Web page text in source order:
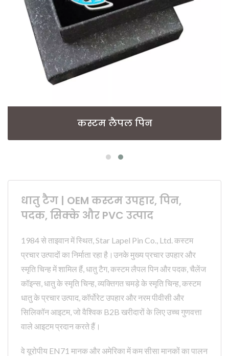
कस्टम लैपल पिन
धातु टैग | OEM कस्टम उपहार, पिन,
पदक, सिक्के और PVC उत्पाद
1984 से ताइवान में स्थित, Star Lapel Pin Co., Ltd. कस्टम
प्रचार उत्पादों का निर्माता रहा है।उनके मुख्य प्रचार उपहार और
स्मृति चिन्ह में शामिल हैं, धातु टैग, कस्टम लैपल पिन और पदक, चैलेंज
कॉइन्स, धातु के स्मृति चिन्ह, व्यक्तिगत चमड़े के स्मृति चिन्ह, कस्टम
धातु के प्रचार उत्पाद, कॉर्पोरेट उपहार और नरम पीवीसी और
सिलिकॉन आइटम, जो वैश्विक B2B खरीदारों के लिए उच्च गुणवत्ता
वाले आइटम प्रदान करते हैं।
वे यूरोपीय EN71 मानक और अमेरिका में कम सीसा मानकों का पालन